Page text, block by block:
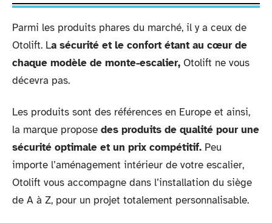
Parmi les produits phares du marché, il y a ceux de
Otolift. La sécurité et le confort étant au cœur de
chaque modèle de monte-escalier, Otolift ne vous
décevra pas.
Les produits sont des références en Europe et ainsi,
la marque propose des produits de qualité pour une
sécurité optimale et un prix compétitif. Peu
importe l’aménagement intérieur de votre escalier,
Otolift vous accompagne dans l’installation du siège
de A à Z, pour un projet totalement personnalisable.